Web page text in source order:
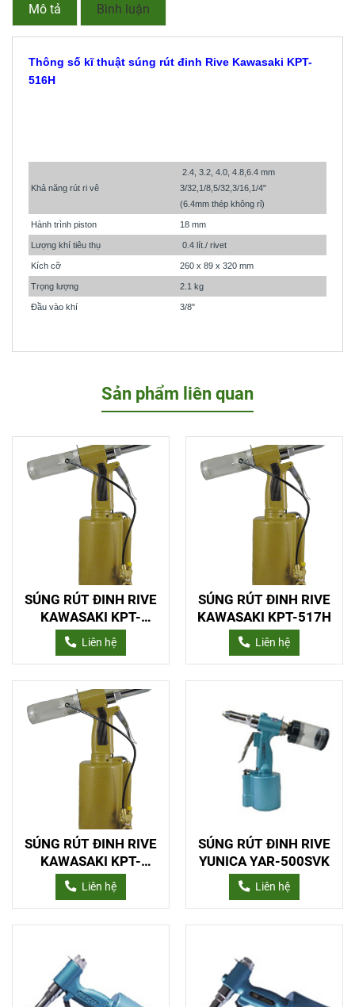
Mô tả Bình luận
Thông số kĩ thuật súng rút đinh Rive Kawasaki KPT-
516H
Khả năng rút ri vê
2.4, 3.2, 4.0, 4.8,6.4 mm
3/32,1/8,5/32,3/16,1/4"
(6.4mm thép không rỉ)
Hành trình piston 18 mm
Lượng khí tiêu thụ 0.4 lít./ rivet
Kích cỡ 260 x 89 x 320 mm
Trọng lượng 2.1 kg
Đầu vào khí 3/8"
Sản phẩm liên quan
SÚNG RÚT ĐINH RIVE
KAWASAKI KPT-
517HS
Liên hệ
SÚNG RÚT ĐINH RIVE
KAWASAKI KPT-517H
Liên hệ
SÚNG RÚT ĐINH RIVE
KAWASAKI KPT-
516HS
Liên hệ
SÚNG RÚT ĐINH RIVE
YUNICA YAR-500SVK
Liên hệ